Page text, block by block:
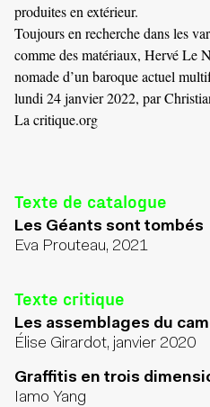
produites en extérieur.
Toujours en recherche dans les
comme des matériaux, Hervé Le
nomade d’un baroque actuel
lundi 24 janvier 2022, par
La critique.org
Texte de catalogue
Les Géants sont tombés
Eva Prouteau, 2021
Texte critique
Les assemblages du
Élise Girardot, janvier 2020
Graffitis en trois
Iamo Yang